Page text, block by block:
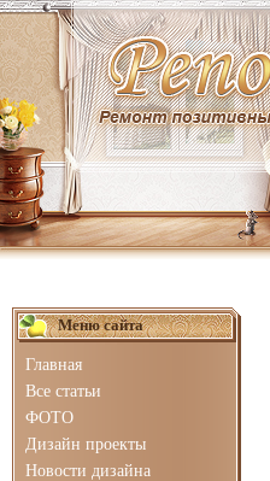
Меню сайта
Главная
Все статьи
ФОТО
Дизайн проекты
Новости дизайна